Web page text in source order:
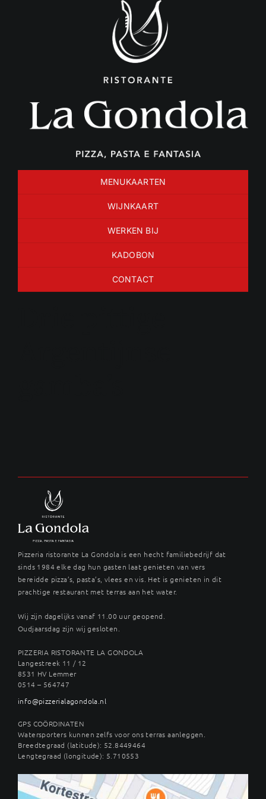
MENUKAARTEN
WIJNKAART
WERKEN BIJ
KADOBON
CONTACT
Pizzeria ristorante La Gondola is een hecht familiebedrijf dat
sinds 1984 elke dag hun gasten laat genieten van vers
bereidde pizza’s, pasta’s, vlees en vis. Het is genieten in dit
prachtige restaurant met terras aan het water.
Wij zijn dagelijks vanaf 11.00 uur geopend.
Oudjaarsdag zijn wij gesloten.
PIZZERIA RISTORANTE LA GONDOLA
Langestreek 11 / 12
8531 HV Lemmer
0514 – 564747
info@pizzerialagondola.nl
GPS COÖRDINATEN
Watersporters kunnen zelfs voor ons terras aanleggen.
Breedtegraad (latitude): 52.8449464
Lengtegraad (longitude): 5.710553